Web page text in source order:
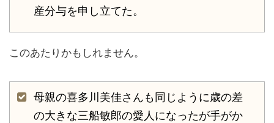
産分与を申し立てた。
このあたりかもしれません。
母親の喜多川美佳さんも同じように歳の差
の大きな三船敏郎の愛人になったが手がか